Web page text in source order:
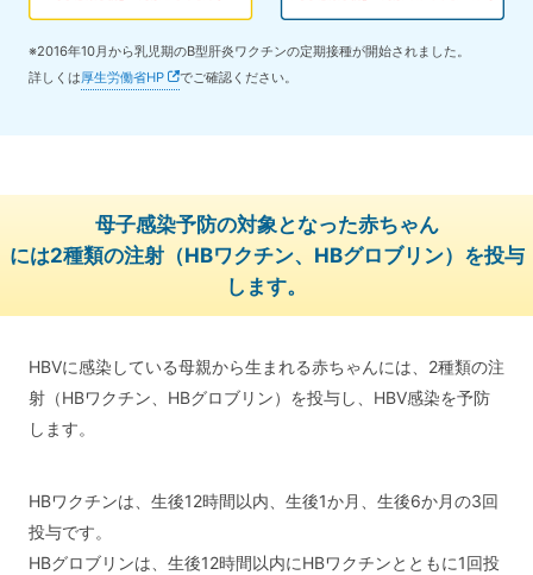
※2016年10月から乳児期のB型肝炎ワクチンの定期接種が開始されました。
詳しくは厚生労働省HP でご確認ください。
母子感染予防の対象となった赤ちゃん
には2種類の注射（HBワクチン、HBグロブリン）を投与
します。
HBVに感染している母親から生まれる赤ちゃんには、2種類の注
射（HBワクチン、HBグロブリン）を投与し、HBV感染を予防
します。
HBワクチンは、生後12時間以内、生後1か月、生後6か月の3回
投与です。
HBグロブリンは、生後12時間以内にHBワクチンとともに1回投